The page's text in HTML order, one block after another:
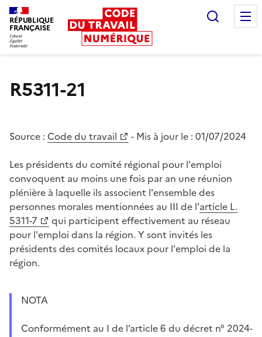
RÉPUBLIQUE
FRANÇAISE
R5311-21
Source : Code du travail - Mis à jour le : 01/07/2024
Les présidents du comité régional pour l'emploi
convoquent au moins une fois par an une réunion
plénière à laquelle ils associent l'ensemble des
personnes morales mentionnées au III de l'article L.
5311-7
qui participent effectivement au réseau
pour l'emploi dans la région. Y sont invités les
présidents des comités locaux pour l'emploi de la
région.
NOTA
Conformément au I de l’article 6 du décret n° 2024-